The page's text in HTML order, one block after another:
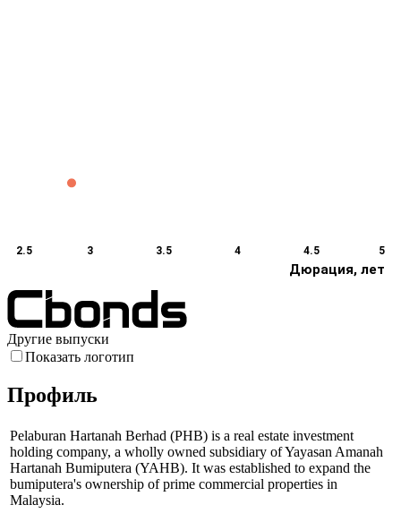
Дюрация, лет
2.5 3 3.5 4 4.5 5
Другие выпуски
Показать логотип
Профиль
Pelaburan Hartanah Berhad (PHB) is a real estate investment
holding company, a wholly owned subsidiary of Yayasan Amanah
Hartanah Bumiputera (YAHB). It was established to expand the
bumiputera's ownership of prime commercial properties in
Malaysia.